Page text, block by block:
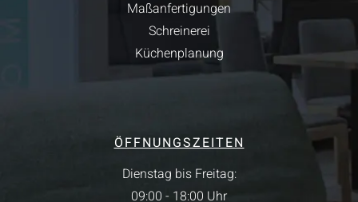
Maßanfertigungen
Schreinerei
Küchenplanung
ÖFFNUNGSZEITEN
Dienstag bis Freitag:
09:00 - 18:00 Uhr